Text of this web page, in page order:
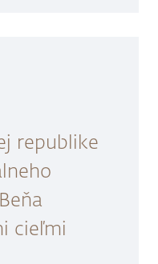
republike
cieľmi